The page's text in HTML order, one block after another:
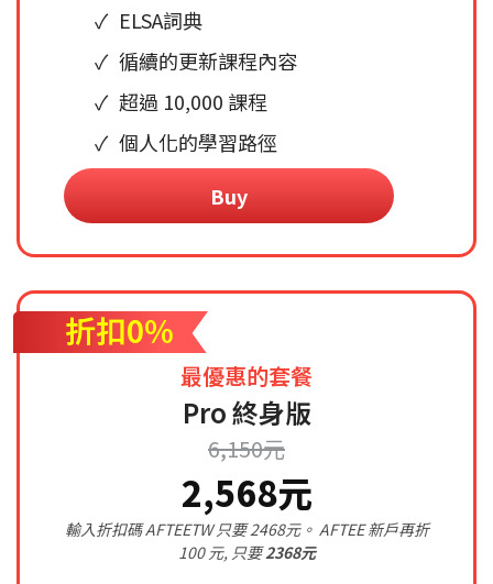
ELSA詞典
循續的更新課程內容
超過 10,000 課程
個人化的學習路徑
Buy
折扣0%
最優惠的套餐
Pro 終身版
6,150元
2,568元
輸入折扣碼 AFTEETW 只要 2468元。 AFTEE 新戶再折
100 元, 只要2368元